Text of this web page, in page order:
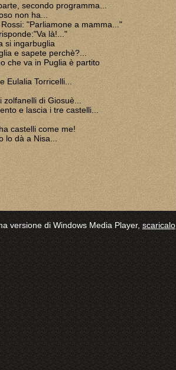
secondo programma...
non ha...
"Parliamone a mamma..."
là!..."
si ingarbuglia
e sapete perchè?...
che va in Puglia è partito
Eulalia Torricelli...
zolfanelli di Giosuè...
e lascia i tre castelli...
castelli come me!
lo dà a Nisa...
versione di Windows Media Player, scaricalo